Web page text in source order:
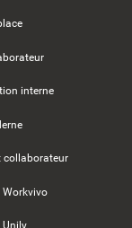
interne
collaborateur
Unily